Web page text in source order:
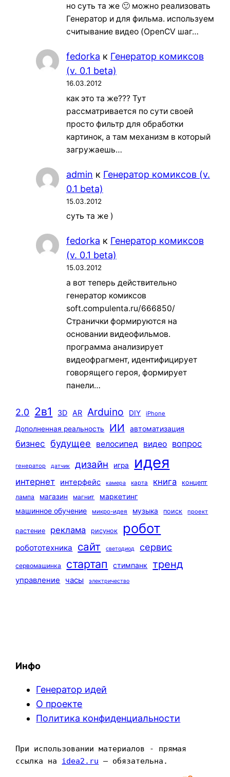
но суть та же 🙂 можно реализовать
Генератор и для фильма. используем
считывание видео (OpenCV шаг…
fedorka к Генератор комиксов
(v. 0.1 beta)
16.03.2012
как это та же??? Тут
рассматривается по сути своей
просто фильтр для обработки
картинок, а там механизм в который
загружаешь…
admin к Генератор комиксов (v.
0.1 beta)
15.03.2012
суть та же )
fedorka к Генератор комиксов
(v. 0.1 beta)
15.03.2012
а вот теперь действительно
генератор комиксов
soft.compulenta.ru/666850/
Странички формируются на
основании видеофильмов.
программа анализирует
видеофрагмент, идентифицирует
говорящего героя, формирует
панели…
2.0 2в1 3D AR Arduino DIY iPhone
Дополненная реальность ИИ автоматизация
бизнес будущее велосипед видео вопрос
генератор датчик дизайн игра идея
интернет интерфейс камера карта книга
концепт
лампа
магазин магнит
маркетинг
машинное обучение
микро-идея музыка поиск проект
растение реклама рисунок робот
робототехника сайт светодиод сервис
сервомашинка стартап стимпанк тренд
управление часы электричество
Инфо
Генератор идей
О проекте
Политика конфиденциальности
При использовании материалов - прямая
ссылка на idea2.ru — обязательна.